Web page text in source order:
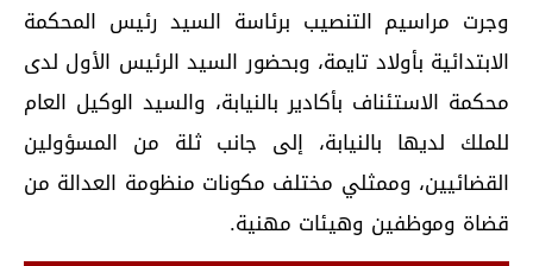
وجرت مراسيم التنصيب برئاسة السيد رئيس المحكمة
الابتدائية بأولاد تايمة، وبحضور السيد الرئيس الأول لدى
محكمة الاستئناف بأكادير بالنيابة، والسيد الوكيل العام
للملك لديها بالنيابة، إلى جانب ثلة من المسؤولين
القضائيين، وممثلي مختلف مكونات منظومة العدالة من
قضاة وموظفين وهيئات مهنية.